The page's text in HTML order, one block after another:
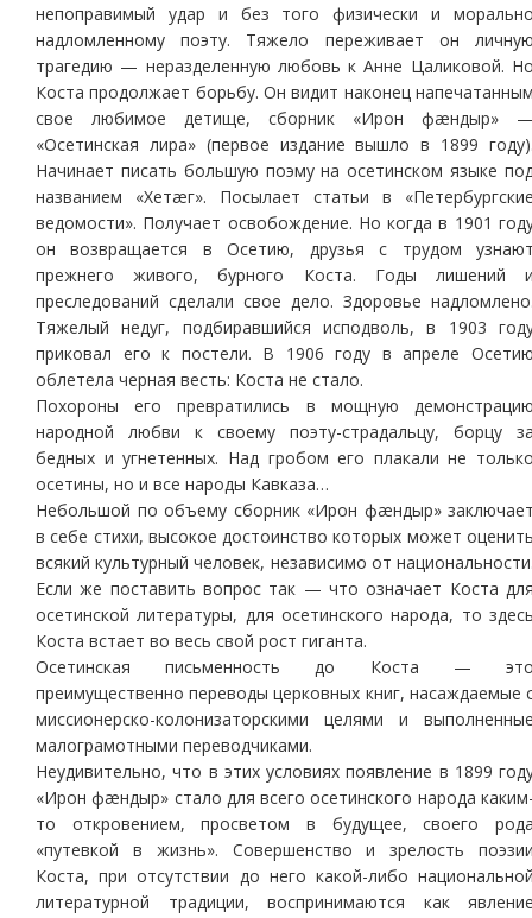
непоправимый удар и без того физически и
надломленному поэту. Тяжело переживает он
трагедию — неразделенную любовь к Анне Цаликовой.
Коста продолжает борьбу. Он видит наконец
свое любимое детище, сборник «Ирон фæндыр»
«Осетинская лира» (первое издание вышло в 1899
Начинает писать большую поэму на осетинском языке
названием «Хетæг». Посылает статьи в
ведомости». Получает освобождение. Но когда в 1901
он возвращается в Осетию, друзья с трудом
прежнего живого, бурного Коста. Годы лишений
преследований сделали свое дело. Здоровье
Тяжелый недуг, подбиравшийся исподволь, в 1903
приковал его к постели. В 1906 году в апреле
облетела черная весть: Коста не стало.
Похороны его превратились в мощную
народной любви к своему поэту-страдальцу, борцу
бедных и угнетенных. Над гробом его плакали не
осетины, но и все народы Кавказа…
Небольшой по объему сборник «Ирон фæндыр»
в себе стихи, высокое достоинство которых может
всякий культурный человек, независимо от
Если же поставить вопрос так — что означает Коста
осетинской литературы, для осетинского народа, то
Коста встает во весь свой рост гиганта.
Осетинская письменность до Коста —
преимущественно переводы церковных книг, насаждаемые
миссионерско-колонизаторскими целями и
малограмотными переводчиками.
Неудивительно, что в этих условиях появление в 1899
«Ирон фæндыр» стало для всего осетинского народа
то откровением, просветом в будущее, своего
«путевкой в жизнь». Совершенство и зрелость
Коста, при отсутствии до него какой-либо
литературной традиции, воспринимаются как